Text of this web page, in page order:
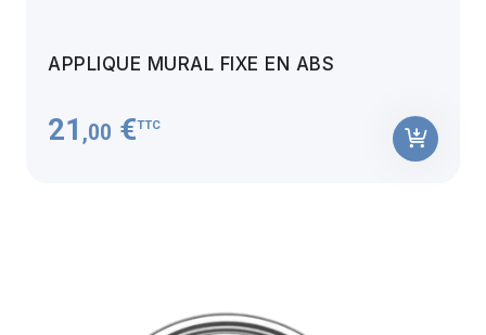
APPLIQUE MURAL FIXE EN ABS
21 ,00 €TTC